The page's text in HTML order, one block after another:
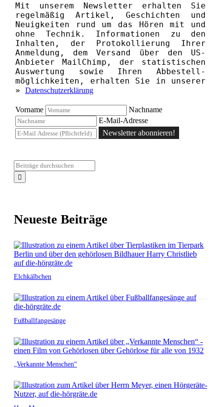
Mit unserem News­letter erhalten Sie
regelmäßig Artikel, Geschichten und
Neuigkeiten rund um das Hören mit und
ohne Technik. Informationen zu den
Inhalten, der Proto­kollierung Ihrer
Anmeldung, dem Versand über den US-
Anbieter MailChimp, der statistischen
Aus­wertung sowie Ihren Ab­bestell­­
möglichkeiten, erhalten Sie in unserer
» Datenschutzerklärung
Vorname
Nachname
E-Mail-Adresse
Newsletter abonnieren!
Neueste Beiträge
Elchkälbchen
Fußballfangesänge
„Verkannte Menschen“